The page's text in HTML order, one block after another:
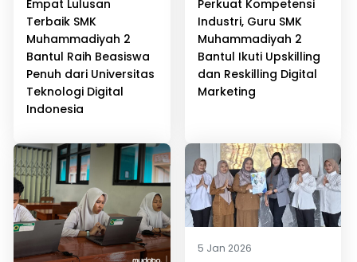
Empat Lulusan
Terbaik SMK
Muhammadiyah 2
Bantul Raih Beasiswa
Penuh dari Universitas
Teknologi Digital
Indonesia
Perkuat Kompetensi
Industri, Guru SMK
Muhammadiyah 2
Bantul Ikuti Upskilling
dan Reskilling Digital
Marketing
5 Jan 2026